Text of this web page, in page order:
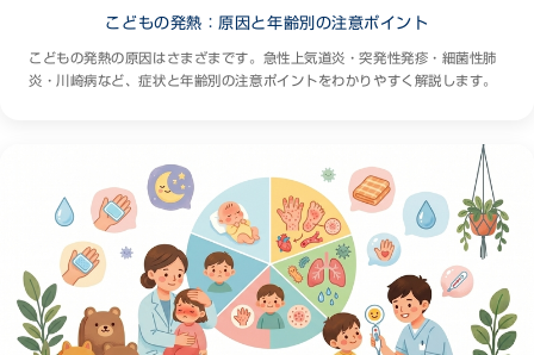
こどもの発熱：原因と年齢別の注意ポイント
こどもの発熱の原因はさまざまです。急性上気道炎・突発性発疹・細菌性肺
炎・川崎病など、症状と年齢別の注意ポイントをわかりやすく解説します。